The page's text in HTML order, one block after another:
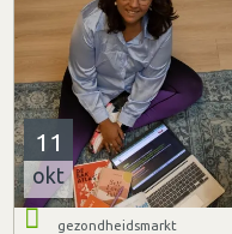
11
okt
gezondheidsmarkt